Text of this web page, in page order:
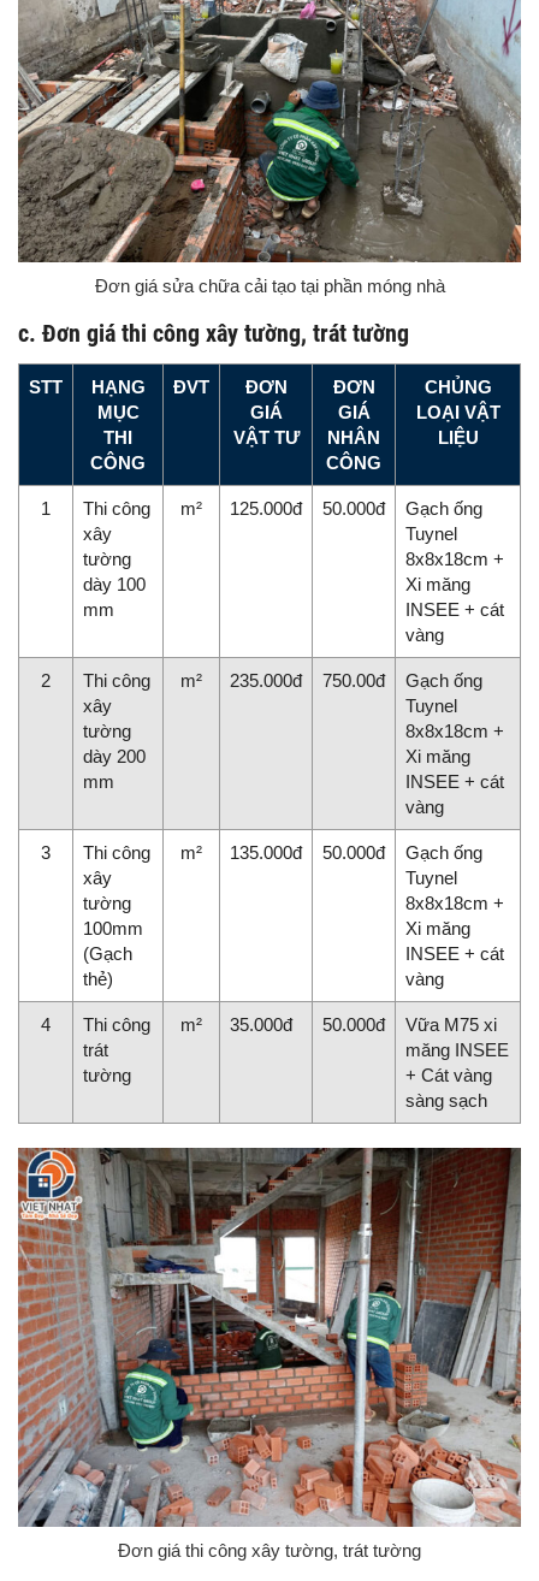
Đơn giá sửa chữa cải tạo tại phần móng nhà
c. Đơn giá thi công xây tường, trát tường
STT
HẠNG
MỤC
THI
CÔNG
ĐVT
ĐƠN
GIÁ
VẬT TƯ
ĐƠN
GIÁ
NHÂN
CÔNG
CHỦNG
LOẠI VẬT
LIỆU
1
Thi công
xây
tường
dày 100
mm
m² 125.000đ 50.000đ
Gạch ống
Tuynel
8x8x18cm +
Xi măng
INSEE + cát
vàng
2
Thi công
xây
tường
dày 200
mm
m² 235.000đ 750.00đ
Gạch ống
Tuynel
8x8x18cm +
Xi măng
INSEE + cát
vàng
3
Thi công
xây
tường
100mm
(Gạch
thẻ)
m² 135.000đ 50.000đ
Gạch ống
Tuynel
8x8x18cm +
Xi măng
INSEE + cát
vàng
4
Thi công
trát
tường
m² 35.000đ 50.000đ
Vữa M75 xi
măng INSEE
+ Cát vàng
sàng sạch
Đơn giá thi công xây tường, trát tường